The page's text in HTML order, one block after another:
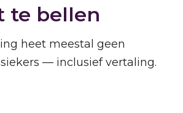
te bellen
heet meestal geen
— inclusief vertaling.